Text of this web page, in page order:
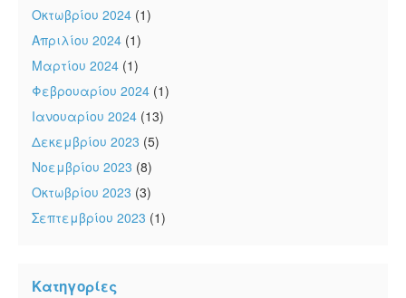
Οκτωβρίου 2024 (1)
Απριλίου 2024 (1)
Μαρτίου 2024 (1)
Φεβρουαρίου 2024 (1)
Ιανουαρίου 2024 (13)
Δεκεμβρίου 2023 (5)
Νοεμβρίου 2023 (8)
Οκτωβρίου 2023 (3)
Σεπτεμβρίου 2023 (1)
Κατηγορίες